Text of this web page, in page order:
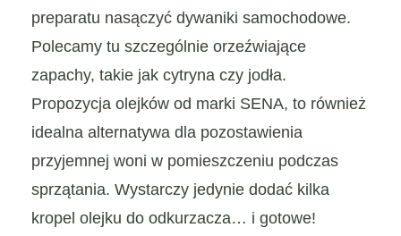
preparatu nasączyć dywaniki samochodowe.
Polecamy tu szczególnie orzeźwiające
zapachy, takie jak cytryna czy jodła.
Propozycja olejków od marki SENA, to również
idealna alternatywa dla pozostawienia
przyjemnej woni w pomieszczeniu podczas
sprzątania. Wystarczy jedynie dodać kilka
kropel olejku do odkurzacza… i gotowe!